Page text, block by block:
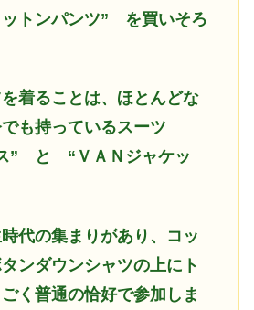
トンパンツ” を買いそろ
着ることは、ほとんどな
も持っているスーツ
” と “ＶＡＮジャケッ
代の集まりがあり、コッ
ンダウンシャツの上にト
く普通の恰好で参加しま